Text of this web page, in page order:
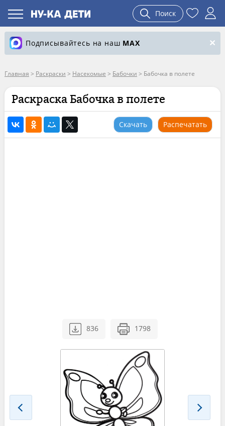
Поиск
Подписывайтесь на наш MAX
Главная > Раскраски > Насекомые > Бабочки > Бабочка в полете
Раскраска Бабочка в полете
Скачать Распечатать
836 1798